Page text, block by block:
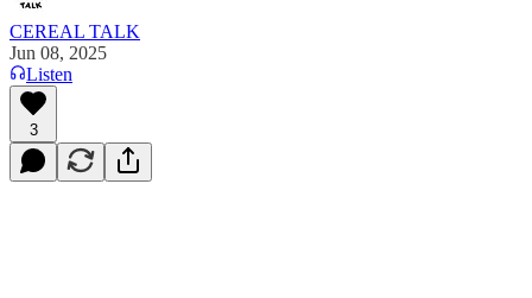
CEREAL TALK
Jun 08, 2025
Listen
3